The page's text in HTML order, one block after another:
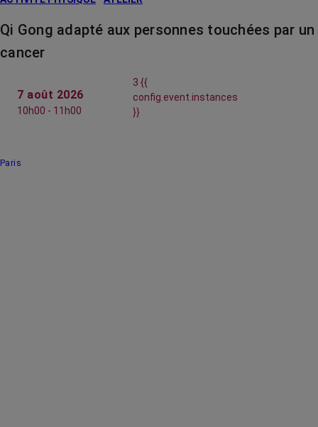
Qi Gong adapté aux personnes touchées par un
cancer
7 août 2026
10h00 - 11h00
3 {{
config.event.instances
}}
Paris